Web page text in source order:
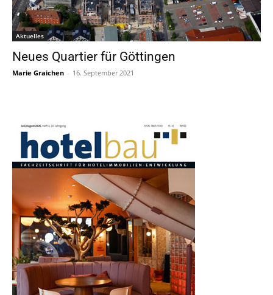
Aktuelles
Neues Quartier für Göttingen
Marie Graichen - 16. September 2021